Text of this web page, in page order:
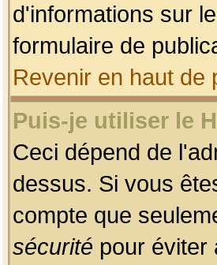
d'informations sur
formulaire de
Revenir en haut de
Puis-je utiliser le
Ceci dépend de
dessus. Si vous
compte que
sécurité pour éviter